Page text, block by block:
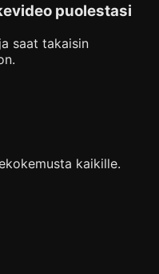
puolestasi
saat takaisin
kaikille.